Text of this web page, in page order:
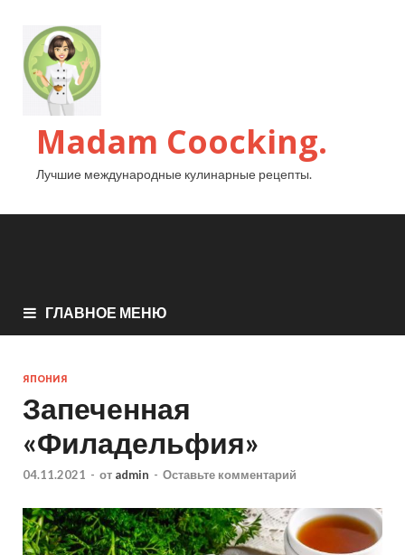
Madam Coocking.
Лучшие международные кулинарные рецепты.
ГЛАВНОЕ МЕНЮ
ЯПОНИЯ
Запеченная
«Филадельфия»
04.11.2021 - от admin - Оставьте комментарий